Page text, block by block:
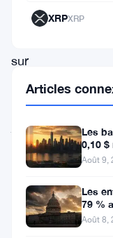
intelligents
sur
Bitcoin
sans
jetons
enveloppés
ponts.
L’approche
XRPXRP
Articles
Les
0,10
à
Août 9,
Les
79 %
avant
Août 8,